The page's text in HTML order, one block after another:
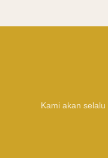
Kami akan selalu